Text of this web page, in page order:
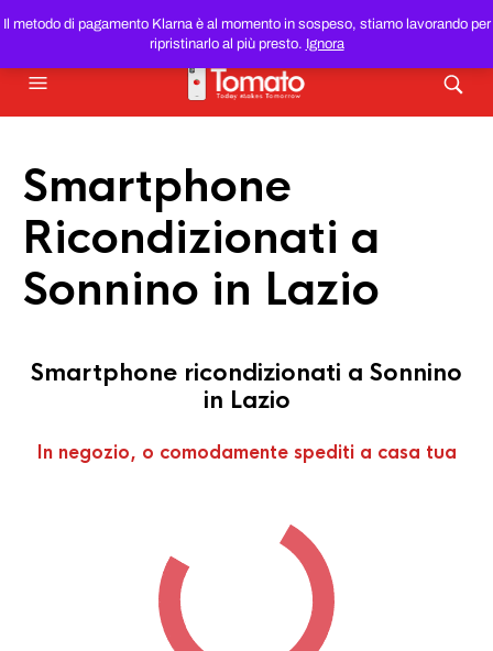
Il metodo di pagamento Klarna è al momento in sospeso, stiamo lavorando per
ripristinarlo al più presto. Ignora
SMARTPHONE E TABLET RICONDIZIONATIAL MIGLIOR
PREZZO DEL WEB!
Smartphone
Ricondizionati a
Sonnino in Lazio
Smartphone ricondizionati a Sonnino
in Lazio
In negozio, o comodamente spediti a casa tua